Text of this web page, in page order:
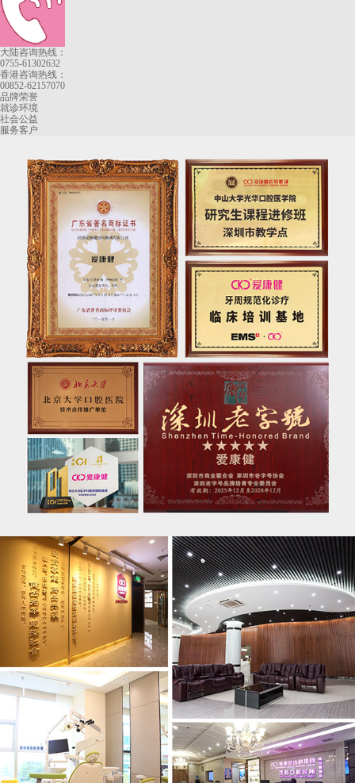
大陆咨询热线：
0755-61302632
香港咨询热线：
00852-62157070
品牌荣誉
就诊环境
社会公益
服务客户